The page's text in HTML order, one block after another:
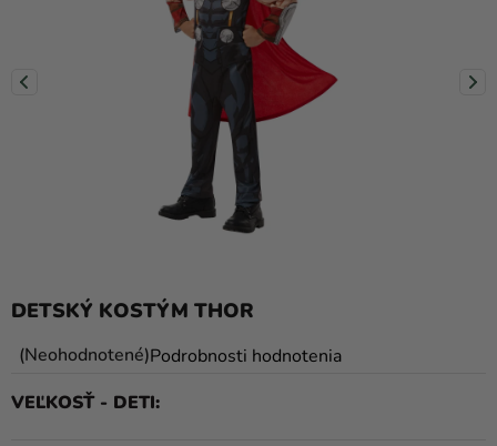
Oblečenie
DETSKÝ KOSTÝM THOR
Priemerné
produktu
NeohodnotenéPodrobnosti hodnotenia
VEĽKOSŤ - DETI